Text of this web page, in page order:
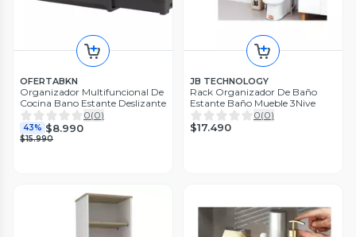
OFERTABKN
Organizador Multifuncional De
Cocina Bano Estante Deslizante
0(0)
43% $8.990
$15.990
JB TECHNOLOGY
Rack Organizador De Baño
Estante Baño Mueble 3Nive
0(0)
$17.490